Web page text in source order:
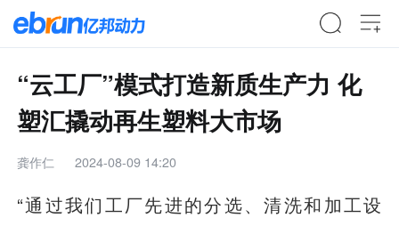
“云工厂”模式打造新质生产力 化
塑汇撬动再生塑料大市场
龚作仁 2024-08-09 14:20
“通过我们工厂先进的分选、清洗和加工设